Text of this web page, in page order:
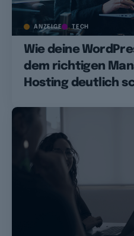
ANZEIGE TECH
Wie deine
dem richtigen
Hosting deutlich